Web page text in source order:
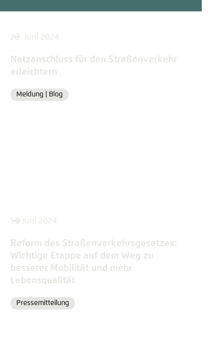
20. Juni 2024
Netzanschluss für den Straßenverkehr
erleichtern
Format
Meldung | Blog
14. Juni 2024
Reform des Straßenverkehrsgesetzes:
Wichtige Etappe auf dem Weg zu
besserer Mobilität und mehr
Lebensqualität
Format
Pressemitteilung